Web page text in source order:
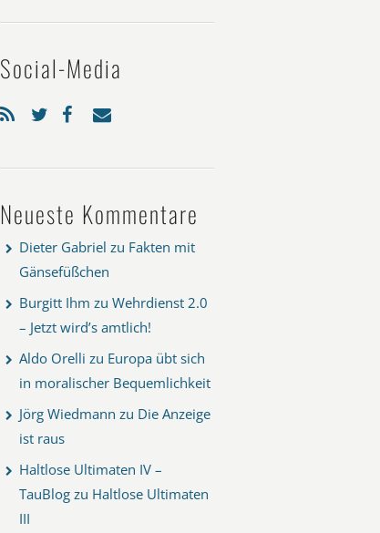
Social-Media
Neueste Kommentare
Dieter Gabriel zu Fakten mit
Gänsefüßchen
Burgitt Ihm zu Wehrdienst 2.0
– Jetzt wird’s amtlich!
Aldo Orelli zu Europa übt sich
in moralischer Bequemlichkeit
Jörg Wiedmann zu Die Anzeige
ist raus
Haltlose Ultimaten IV –
TauBlog zu Haltlose Ultimaten
III